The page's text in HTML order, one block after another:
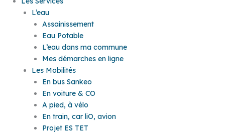
L’eau
Assainissement
Eau Potable
L’eau dans ma commune
Mes démarches en ligne
Les Mobilités
En bus Sankeo
En voiture & CO
A pied, à vélo
En train, car liO, avion
Projet ES TET